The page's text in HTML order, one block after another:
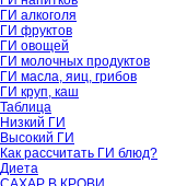
ГИ алкоголя
ГИ фруктов
ГИ овощей
ГИ молочных продуктов
ГИ масла, яиц, грибов
ГИ круп, каш
Таблица
Низкий ГИ
Высокий ГИ
Как рассчитать ГИ блюд?
Диета